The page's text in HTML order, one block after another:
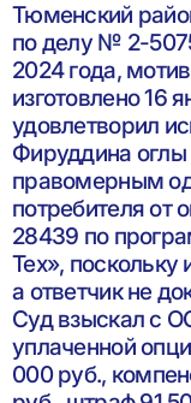
Тюменский
по делу № 2-
2024 года,
изготовлено 16
удовлетворил
Фируддина
правомерным
потребителя от
28439 по
Тех», поскольку
а ответчик не
Суд взыскал с
уплаченной
000 руб.,